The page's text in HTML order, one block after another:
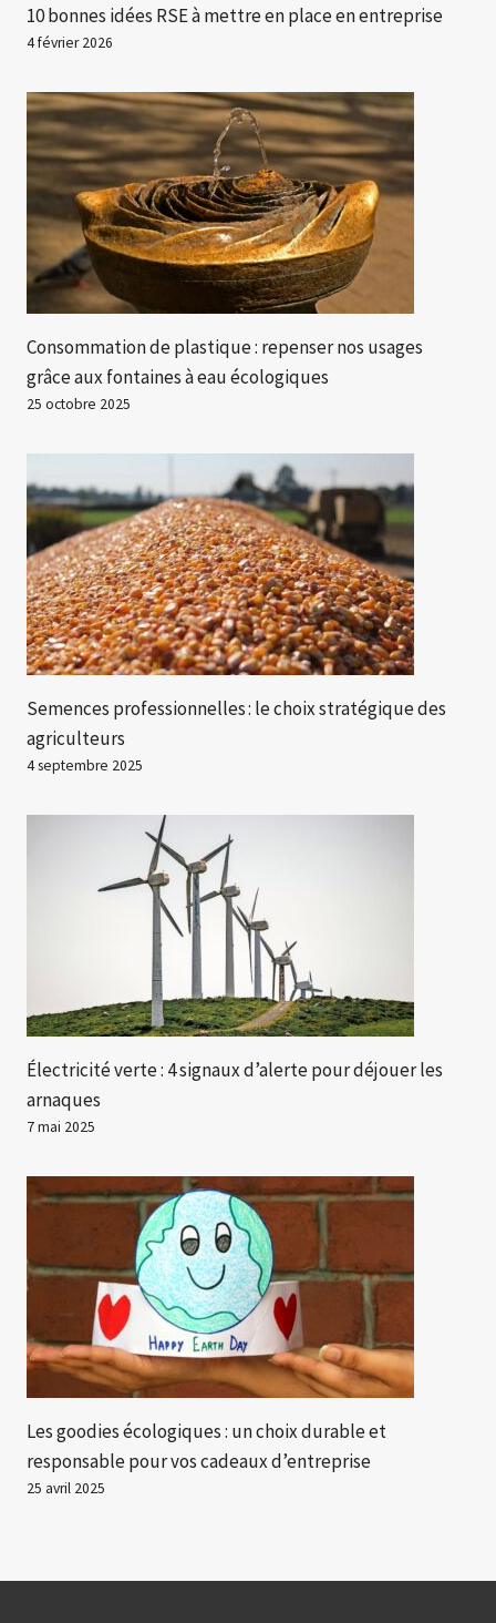
10 bonnes idées RSE à mettre en place en entreprise
4 février 2026
Consommation de plastique : repenser nos usages
grâce aux fontaines à eau écologiques
25 octobre 2025
Semences professionnelles : le choix stratégique des
agriculteurs
4 septembre 2025
Électricité verte : 4 signaux d’alerte pour déjouer les
arnaques
7 mai 2025
Les goodies écologiques : un choix durable et
responsable pour vos cadeaux d’entreprise
25 avril 2025